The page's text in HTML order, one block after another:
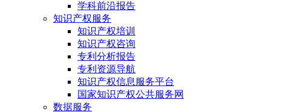
学科前沿报告
知识产权服务
知识产权培训
知识产权咨询
专利分析报告
专利资源导航
知识产权信息服务平台
国家知识产权公共服务网
数据服务